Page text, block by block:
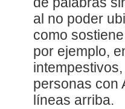
al no poder
como
por ejemplo,
personas con
líneas arriba.